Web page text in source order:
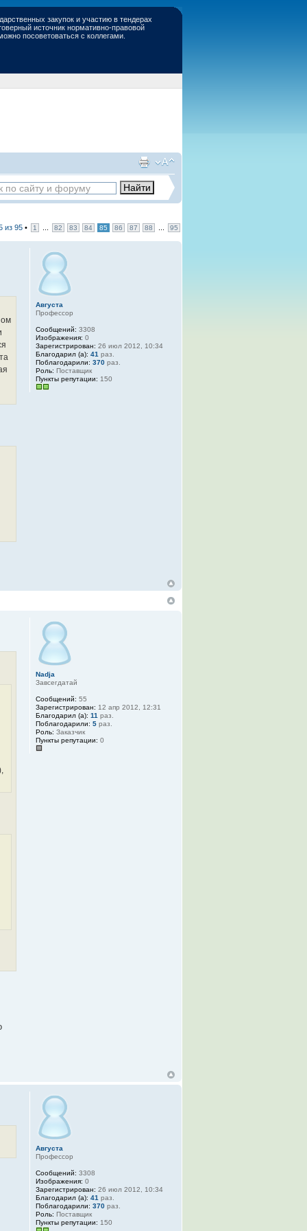
закупок и участию в тендерах
источник нормативно-правовой
посоветоваться с коллегами.
из 95 • 1 82 83 84 85 86 87 88 95
Августа
Профессор
Сообщений: 3308
Изображения: 0
Зарегистрирован: 26 июл 2012, 10:34
Благодарил (а): 41 раз.
Поблагодарили: 370 раз.
Роль: Поставщик
Пункты репутации: 150
Nadja
Завсегдатай
Сообщений: 55
Зарегистрирован: 12 апр 2012, 12:31
Благодарил (а): 11 раз.
Поблагодарили: 5 раз.
Роль: Заказчик
Пункты репутации: 0
Августа
Профессор
Сообщений: 3308
Изображения: 0
Зарегистрирован: 26 июл 2012, 10:34
Благодарил (а): 41 раз.
Поблагодарили: 370 раз.
Роль: Поставщик
Пункты репутации: 150